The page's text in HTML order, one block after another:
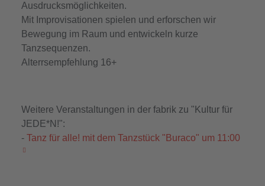
Ausdrucksmöglichkeiten.
Mit Improvisationen spielen und erforschen wir
Bewegung im Raum und entwickeln kurze
Tanzsequenzen.
Alterrsempfehlung 16+
Weitere Veranstaltungen in der fabrik zu "Kultur für
JEDE*N!":
- Tanz für alle! mit dem Tanzstück "Buraco" um 11:00